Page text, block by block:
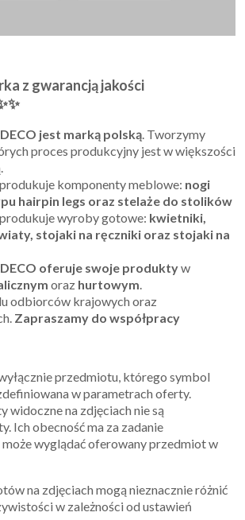
z gwarancją jakości
jest marką polską. Tworzymy
proces produkcyjny jest w większości
produkuje komponenty meblowe: nogi
hairpin legs oraz stelaże do stolików
produkuje wyroby gotowe: kwietniki,
stojaki na ręczniki oraz stojaki na
oferuje swoje produktyw
oraz hurtowym.
odbiorców krajowych oraz
Zapraszamy do współpracy
przedmiotu, którego symbol
w parametrach oferty.
widoczne na zdjęciach nie są
Ich obecność ma za zadanie
wyglądać oferowany przedmiot w
na zdjęciach mogą nieznacznie różnić
w zależności od ustawień